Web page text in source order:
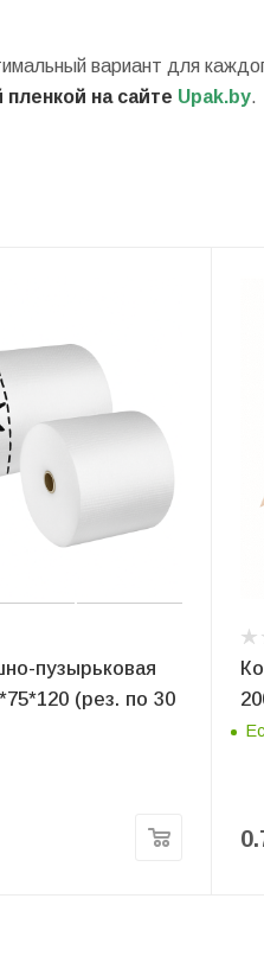
вариант для
на сайте Upak.by.
пузырьковая
(рез. по 30